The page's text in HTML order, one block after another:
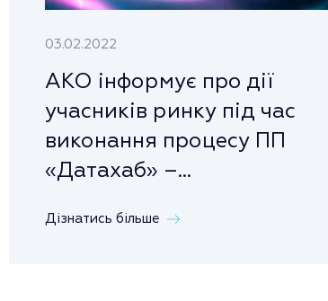
03.02.2022
АКО інформує про дії
учасників ринку під час
виконання процесу ПП
«Датахаб» –...
Дізнатись більше